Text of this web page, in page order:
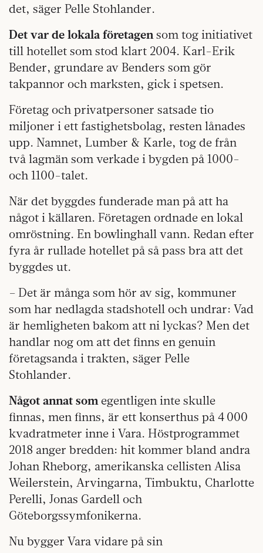
det, säger Pelle Stohlander.
Det var de lokala företagen som tog initiativet
till hotellet som stod klart 2004. Karl-Erik
Bender, grundare av Benders som gör
takpannor och marksten, gick i spetsen.
Företag och privatpersoner satsade tio
miljoner i ett fastighetsbolag, resten lånades
upp. Namnet, Lumber & Karle, tog de från
två lagmän som verkade i bygden på 1000-
och 1100-talet.
När det byggdes funderade man på att ha
något i källaren. Företagen ordnade en lokal
omröstning. En bowlinghall vann. Redan efter
fyra år rullade hotellet på så pass bra att det
byggdes ut.
– Det är många som hör av sig, kommuner
som har nedlagda stadshotell och undrar: Vad
är hemligheten bakom att ni lyckas? Men det
handlar nog om att det finns en genuin
företagsanda i trakten, säger Pelle
Stohlander.
Något annat som egentligen inte skulle
finnas, men finns, är ett konserthus på 4 000
kvadratmeter inne i Vara. Höstprogrammet
2018 anger bredden: hit kommer bland andra
Johan Rheborg, amerikanska cellisten Alisa
Weilerstein, Arvingarna, Timbuktu, Charlotte
Perelli, Jonas Gardell och
Göteborgssymfonikerna.
Nu bygger Vara vidare på sin